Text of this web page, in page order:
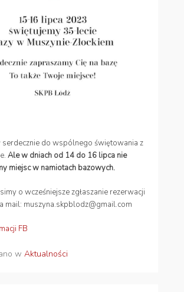
serdecznie do wspólnego świętowania z
Ale w dniach od 14 do 16 lipca nie
miejsc w namiotach bazowych.
o wcześniejsze zgłaszanie rezerwacji
mail: muszyna.skpblodz@gmail.com
FB
w Aktualności